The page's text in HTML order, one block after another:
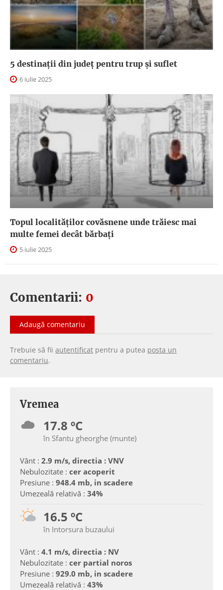
5 destinații din județ pentru trup și suflet
6 iulie 2025
Topul localităților covăsnene unde trăiesc mai
multe femei decât bărbați
5 iulie 2025
Comentarii: 0
Adaugă comentariu
Trebuie să fii autentificat pentru a putea posta un
comentariu.
Vremea
17.8 ºC
în Sfantu gheorghe (munte)
Vânt : 2.9 m/s, directia : VNV
Nebulozitate : cer acoperit
Presiune : 948.4 mb, in scadere
Umezeală relativă : 34%
16.5 ºC
în Intorsura buzaului
Vânt : 4.1 m/s, directia : NV
Nebulozitate : cer partial noros
Presiune : 929.0 mb, in scadere
Umezeală relativă : 43%